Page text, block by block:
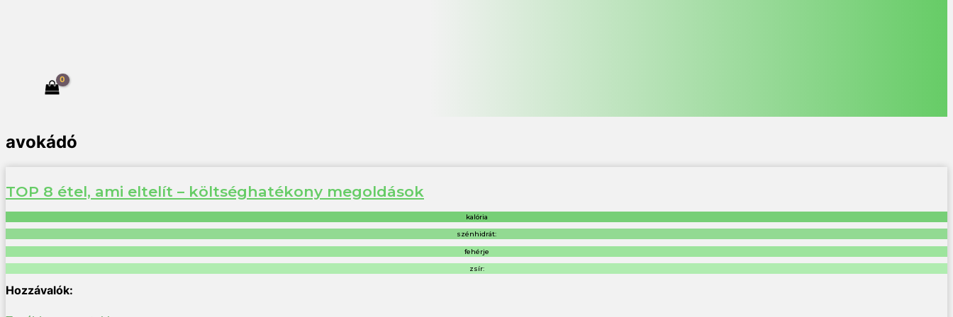
avokádó
TOP 8 étel, ami eltelít – költséghatékony megoldások
kalória
szénhidrát:
fehérje
zsír: